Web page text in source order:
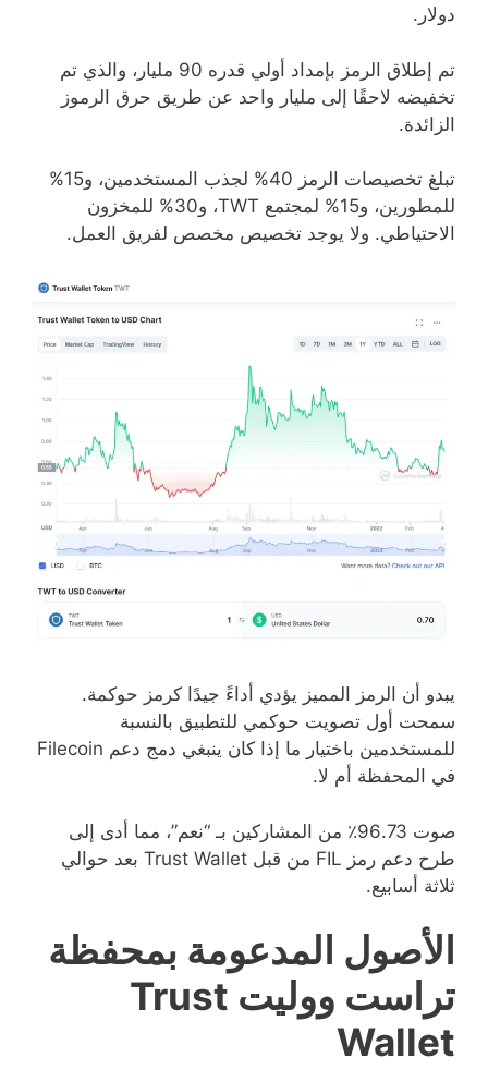
دولار.
تم إطلاق الرمز بإمداد أولي قدره 90 مليار، والذي تم
تخفيضه لاحقًا إلى مليار واحد عن طريق حرق الرموز
الزائدة.
تبلغ تخصيصات الرمز 40% لجذب المستخدمين، و15%
للمطورين، و15% لمجتمع TWT، و30% للمخزون
الاحتياطي. ولا يوجد تخصيص مخصص لفريق العمل.
يبدو أن الرمز المميز يؤدي أداءً جيدًا كرمز حوكمة.
سمحت أول تصويت حوكمي للتطبيق بالنسبة
للمستخدمين باختيار ما إذا كان ينبغي دمج دعم Filecoin
في المحفظة أم لا.
صوت 96.73٪ من المشاركين بـ “نعم”، مما أدى إلى
طرح دعم رمز FIL من قبل Trust Wallet بعد حوالي
ثلاثة أسابيع.
الأصول المدعومة بمحفظة
تراست ووليت Trust
Wallet